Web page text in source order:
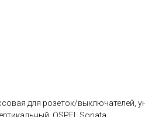
для розеток/выключателей,